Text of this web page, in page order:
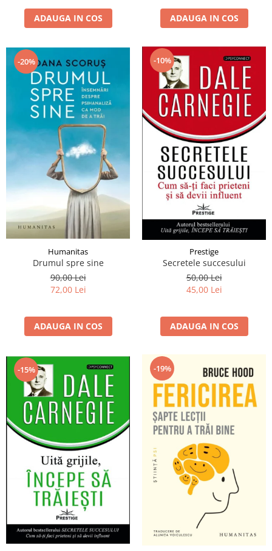
ADAUGA IN COS ADAUGA IN COS
-20%
Humanitas
Drumul spre sine
90,00 Lei
72,00 Lei
ADAUGA IN COS
-10%
Prestige
Secretele succesului
50,00 Lei
45,00 Lei
ADAUGA IN COS
-15% -19%